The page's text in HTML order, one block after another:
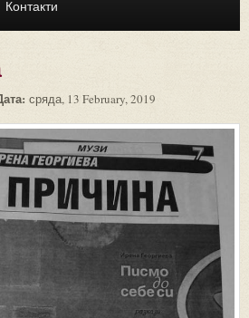
Контакти
сряда, 13 February, 2019